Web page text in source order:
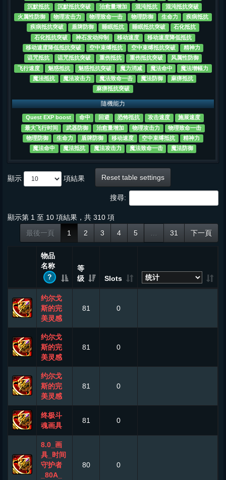
沉默抵抗
沉默抵抗突破 治愈量增加 混沌抵抗
混沌抵抗突破
火属性防御
物理攻击力 物理致命一击 物理防御 生命力
疾病抵抗
疾病抵抗突破
盾牌防御 睡眠抵抗 睡眠抵抗突破
石化抵抗
石化抵抗突破
神石发动抑制 移动速度
移动速度降低抵抗
移动速度降低抵抗突破
空中束缚抵抗 空中束缚抵抗突破
精神力
诅咒抵抗
诅咒抵抗突破 重伤抵抗 重伤抵抗突破
风属性防御
飞行速度
魅惑抵抗 魅惑抵抗突破 魔力消减 魔法命中
魔法增幅力
魔法抵抗
魔法攻击力 魔法致命一击 魔法防御
麻痹抵抗
麻痹抵抗突破
隨機能力
Quest EXP boost 命中 回避 恐怖抵抗 攻击速度
施展速度
最大飞行时间
武器防御 治愈量增加 物理攻击力
物理致命一击
物理防御
生命力 盾牌防御 移动速度 空中束缚抵抗
精神力
魔法命中
魔法抵抗 魔法攻击力 魔法致命一击 魔法防御
顯示 項結果 Reset table settings
搜尋:
顯示第 1 至 10 項結果，共 310 項
最後一頁
1 2 3 4 5 31 下一頁
物品
名称
?
等
级
Slots
约尔戈
斯的完
美灵感
81 0
约尔戈
斯的完
美灵感
81 0
约尔戈
斯的完
美灵感
81 0
终极斗
魂画具
81 0
8.0_画
具_时间
守护者
_80A_
80 0